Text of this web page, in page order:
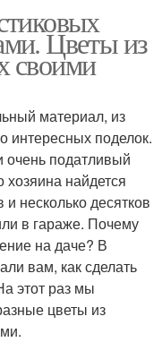
Цветы из
своими
материал, из
интересных поделок.
очень податливый
найдется
несколько десятков
в гараже. Почему
на даче? В
вам, как сделать
этот раз мы
цветы из